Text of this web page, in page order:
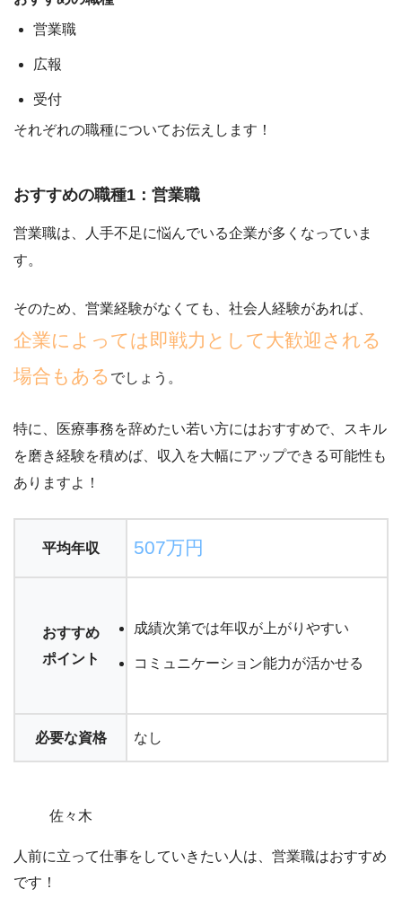
営業職
広報
受付
それぞれの職種についてお伝えします！
おすすめの職種1：営業職
営業職は、人手不足に悩んでいる企業が多くなっていま
す。
そのため、営業経験がなくても、社会人経験があれば、
企業によっては即戦力として大歓迎される
場合もある でしょう。
特に、 医療事務を辞めたい若い方にはおすすめで、スキル
を磨き経験を積めば、収入を大幅にアップできる可能性も
ありますよ！
平均年収 507万円
おすすめ
ポイント
成績次第では年収が上がりやすい
コミュニケーション能力が活かせる
必要な資格 なし
佐々木
人前に立って仕事をしていきたい人は、営業職はおすすめ
です！